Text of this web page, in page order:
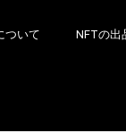
ついて
NFTの出